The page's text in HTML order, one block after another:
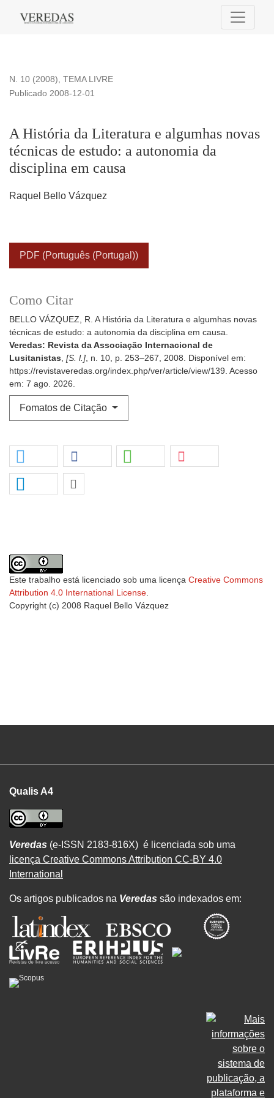
A História da Literatura e algumhas novas técnicas de
N. 10 (2008), TEMA LIVRE
A História da Literatura e algumhas novas
técnicas de estudo: a autonomia da
disciplina em causa
Publicado 2008-12-01
Raquel Bello Vázquez
PDF (Português (Portugal))
Como Citar
BELLO VÁZQUEZ, R. A História da Literatura e algumhas novas
técnicas de estudo: a autonomia da disciplina em causa.
Veredas: Revista da Associação Internacional de
Lusitanistas, [S. l.], n. 10, p. 253–267, 2008. Disponível em:
https://revistaveredas.org/index.php/ver/article/view/139. Acesso
em: 7 ago. 2026.
Fomatos de Citação
Este trabalho está licenciado sob uma licença Creative Commons
Attribution 4.0 International License.
Copyright (c) 2008 Raquel Bello Vázquez
Qualis A4
Veredas (e-ISSN 2183-816X) é licenciada sob uma
licença Creative Commons Attribution CC-BY 4.0
International
Os artigos publicados na Veredas são indexados em: